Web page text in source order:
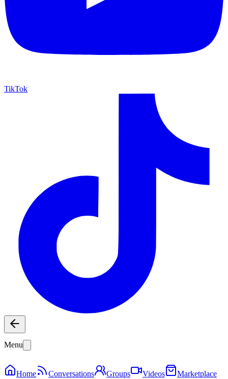
TikTok
Menu
Home Conversations Groups Videos
Marketplace